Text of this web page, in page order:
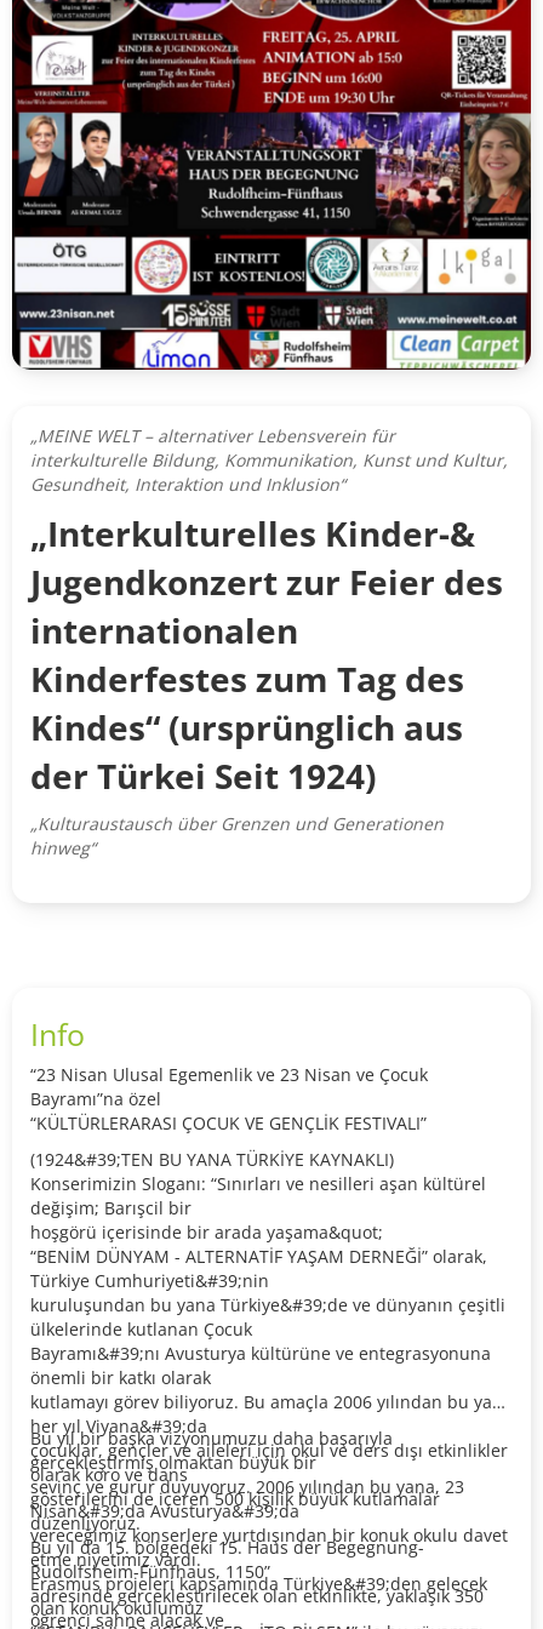
„MEINE WELT – alternativer Lebensverein für
interkulturelle Bildung, Kommunikation, Kunst und Kultur,
Gesundheit, Interaktion und Inklusion“
„Interkulturelles Kinder-&
Jugendkonzert zur Feier des
internationalen
Kinderfestes zum Tag des
Kindes“ (ursprünglich aus
der Türkei Seit 1924)
„Kulturaustausch über Grenzen und Generationen
hinweg“
Info
“23 Nisan Ulusal Egemenlik ve 23 Nisan ve Çocuk
Bayramı”na özel
“KÜLTÜRLERARASI ÇOCUK VE GENÇLİK FESTIVALI”
(1924&#39;TEN BU YANA TÜRKİYE KAYNAKLI)
Konserimizin Sloganı: “Sınırları ve nesilleri aşan kültürel
değişim; Barışcil bir
hoşgörü içerisinde bir arada yaşama&quot;
“BENİM DÜNYAM - ALTERNATİF YAŞAM DERNEĞİ” olarak,
Türkiye Cumhuriyeti&#39;nin
kuruluşundan bu yana Türkiye&#39;de ve dünyanın çeşitli
ülkelerinde kutlanan Çocuk
Bayramı&#39;nı Avusturya kültürüne ve entegrasyonuna
önemli bir katkı olarak
kutlamayı görev biliyoruz. Bu amaçla 2006 yılından bu yana
her yıl Viyana&#39;da
çocuklar, gençler ve aileleri için okul ve ders dışı etkinlikler
olarak koro ve dans
gösterilerini de içeren 500 kişilik büyük kutlamalar
düzenliyoruz.
Bu yıl da 15. bölgedeki 15. Haus der Begegnung-
Rudolfsheim-Fünfhaus, 1150”
adresinde gerçekleştirilecek olan etkinlikte, yaklaşık 350
öğrenci sahne alacak ve
Bu yıl bir başka vizyonumuzu daha başarıyla
gerçekleştirmiş olmaktan büyük bir
sevinç ve gurur duyuyoruz. 2006 yılından bu yana, 23
Nisan&#39;da Avusturya&#39;da
vereceğimiz konserlere yurtdışından bir konuk okulu davet
etme niyetimiz vardı.
Erasmus projeleri kapsamında Türkiye&#39;den gelecek
olan konuk okulumuz